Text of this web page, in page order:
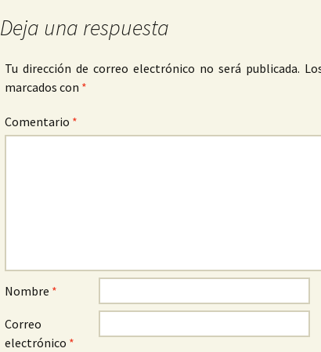
Deja una respuesta
Tu dirección de correo electrónico no será publicada.
marcados con *
Comentario *
Nombre *
Correo
electrónico *